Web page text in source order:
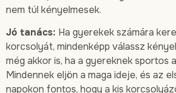
nem túl kényelmesek.
Jó tanács: Ha gyerekek számára
korcsolyát, mindenképp válassz
még akkor is, ha a gyereknek sportos
Mindennek eljön a maga ideje, és az
napokon fontos, hogy a kis